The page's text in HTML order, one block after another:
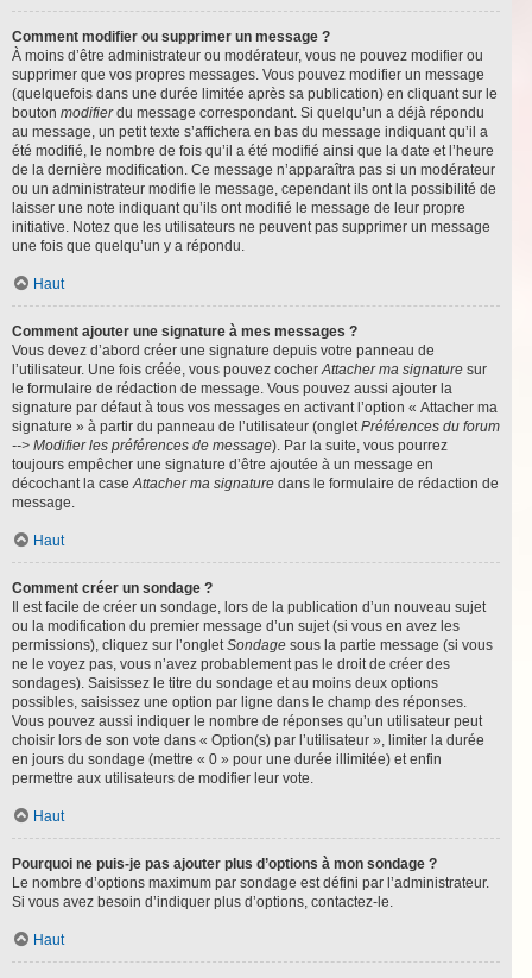
Comment modifier ou supprimer un message ?
À moins d’être administrateur ou modérateur, vous ne pouvez modifier ou
supprimer que vos propres messages. Vous pouvez modifier un message
(quelquefois dans une durée limitée après sa publication) en cliquant sur le
bouton modifierdu message correspondant. Si quelqu’un a déjà répondu
au message, un petit texte s’affichera en bas du message indiquant qu’il a
été modifié, le nombre de fois qu’il a été modifié ainsi que la date et l’heure
de la dernière modification. Ce message n’apparaîtra pas si un modérateur
ou un administrateur modifie le message, cependant ils ont la possibilité de
laisser une note indiquant qu’ils ont modifié le message de leur propre
initiative. Notez que les utilisateurs ne peuvent pas supprimer un message
une fois que quelqu’un y a répondu.
Haut
Comment ajouter une signature à mes messages ?
Vous devez d’abord créer une signature depuis votre panneau de
l’utilisateur. Une fois créée, vous pouvez cocherAttacher ma signature sur
le formulaire de rédaction de message. Vous pouvez aussi ajouter la
signature par défaut à tous vos messages en activant l’option « Attacher ma
signature » à partir du panneau de l’utilisateur (ongletPréférences du forum
--> Modifier les préférences de message). Par la suite, vous pourrez
toujours empêcher une signature d’être ajoutée à un message en
décochant la caseAttacher ma signature dans le formulaire de rédaction de
message.
Haut
Comment créer un sondage ?
Il est facile de créer un sondage, lors de la publication d’un nouveau sujet
ou la modification du premier message d’un sujet (si vous en avez les
permissions), cliquez sur l’ongletSondage sous la partie message (si vous
ne le voyez pas, vous n’avez probablement pas le droit de créer des
sondages). Saisissez le titre du sondage et au moins deux options
possibles, saisissez une option par ligne dans le champ des réponses.
Vous pouvez aussi indiquer le nombre de réponses qu’un utilisateur peut
choisir lors de son vote dans « Option(s) par l’utilisateur », limiter la durée
en jours du sondage (mettre « 0 » pour une durée illimitée) et enfin
permettre aux utilisateurs de modifier leur vote.
Haut
Pourquoi ne puis-je pas ajouter plus d’options à mon sondage ?
Le nombre d’options maximum par sondage est défini par l’administrateur.
Si vous avez besoin d’indiquer plus d’options, contactez-le.
Haut